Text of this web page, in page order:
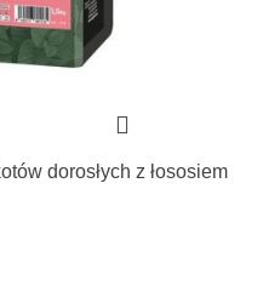
dorosłych z łososiem